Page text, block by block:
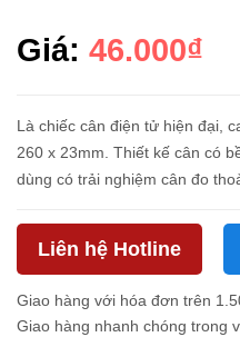
Giá: 46.000₫
Là chiếc cân điện tử hiện đại,
260 x 23mm. Thiết kế cân có
dùng có trải nghiệm cân đo
36...
Liên hệ Hotline
Giao hàng với hóa đơn trên
Giao hàng nhanh chóng trong